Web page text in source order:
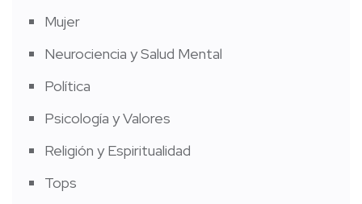
Mujer
Neurociencia y Salud Mental
Política
Psicología y Valores
Religión y Espiritualidad
Tops